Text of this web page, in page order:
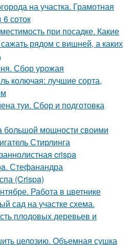
на участка. Грамотная
6 соток
при посадке. Какие
рядом с вишней, а каких
Сбор урожая
колючая: лучшие сорта,
туи. Сбор и подготовка
большой мощности своими
Стирлинга
crispa
Стефанандра
(Crispa)
Работа в цветнике
сад на участке схема.
плодовых деревьев и
целозию. Объемная сушка